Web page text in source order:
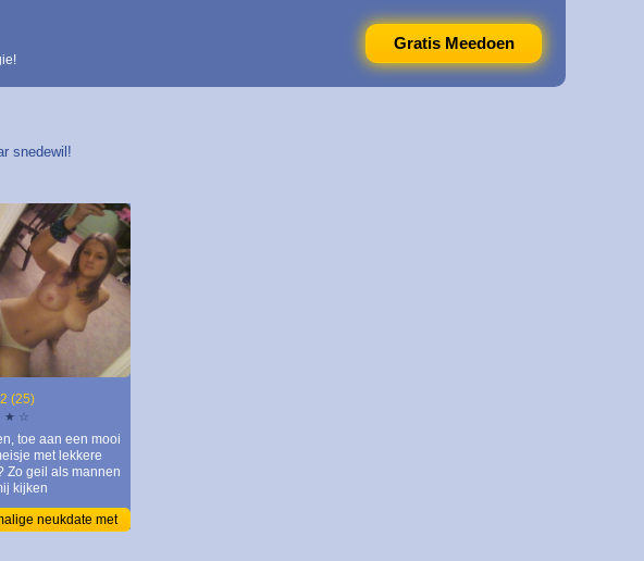
Gratis Meedoen
snedewil!
(25)
★ ☆
toe aan een mooi
met lekkere
Zo geil als mannen
kijken
neukdate met